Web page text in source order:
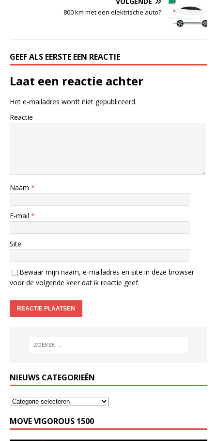
800 km met een elektrische auto?
GEEF ALS EERSTE EEN REACTIE
Laat een reactie achter
Het e-mailadres wordt niet gepubliceerd.
Reactie
Naam *
E-mail *
Site
Bewaar mijn naam, e-mailadres en site in deze browser
voor de volgende keer dat ik reactie geef.
NIEUWS CATEGORIEËN
MOVE VIGOROUS 1500